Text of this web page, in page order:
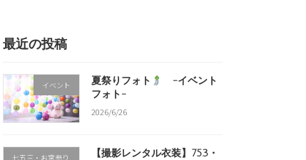
最近の投稿
イベント 夏祭りフォト
-イベント
フォト-
2026/6/26
七五三・お宮参り
【撮影レンタル衣装】753・